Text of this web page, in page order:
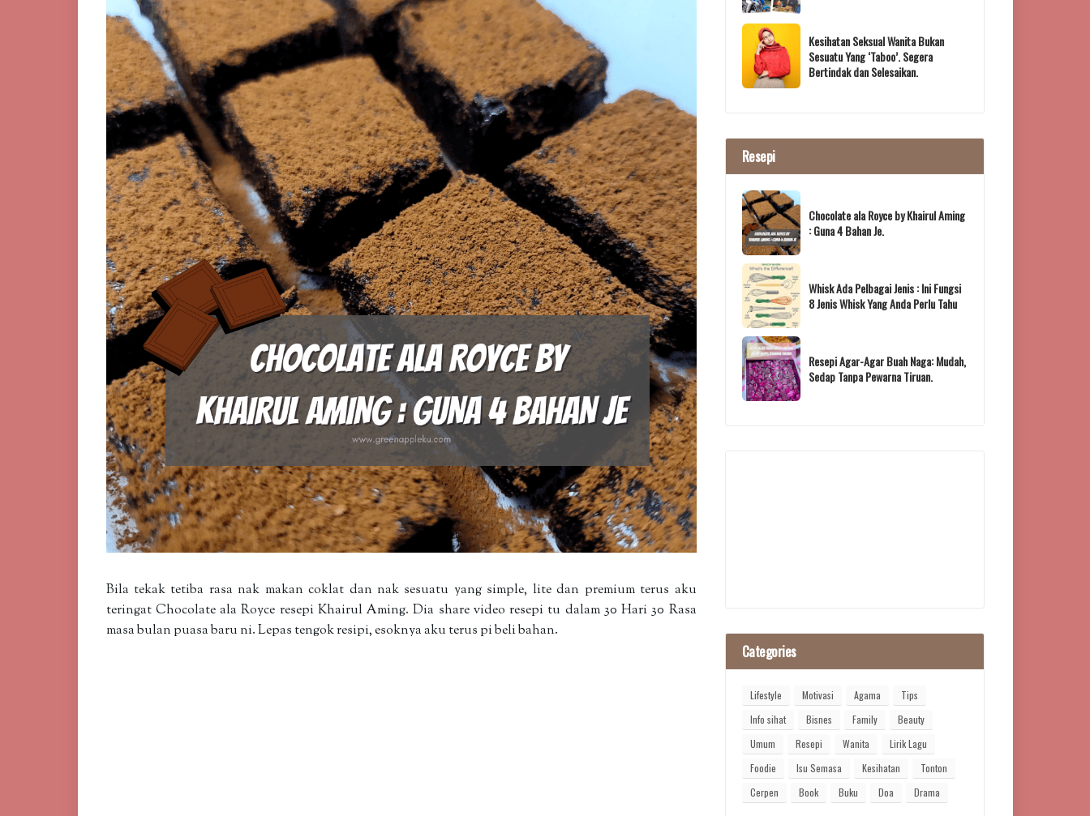
Bila tekak tetiba rasa nak makan coklat dan nak sesuatu yang simple, lite dan premium terus aku
teringat Chocolate ala Royce resepi Khairul Aming. Dia share video resepi tu dalam 30 Hari 30 Rasa
masa bulan puasa baru ni. Lepas tengok resipi, esoknya aku terus pi beli bahan.
Kesihatan Seksual Wanita Bukan
Sesuatu Yang ‘Taboo’. Segera
Bertindak dan Selesaikan.
Resepi
Chocolate ala Royce by Khairul Aming
: Guna 4 Bahan Je.
Whisk Ada Pelbagai Jenis : Ini Fungsi
8 Jenis Whisk Yang Anda Perlu Tahu
Resepi Agar-Agar Buah Naga: Mudah,
Sedap Tanpa Pewarna Tiruan.
Categories
Lifestyle Motivasi Agama
Tips
Info sihat
Bisnes Family
Beauty
Umum
Resepi Wanita
Lirik Lagu
Foodie
Isu Semasa Kesihatan
Tonton
Cerpen
Book Buku Doa Drama